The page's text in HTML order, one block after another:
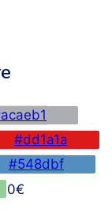
#dd1a1a
#548dbf
€